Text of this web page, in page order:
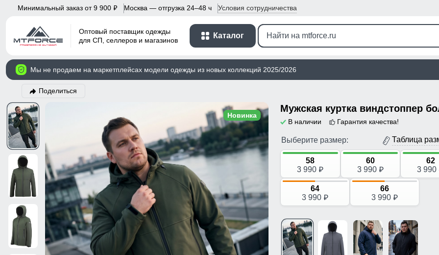
Минимальный заказ от 9 900 p Москва — отгрузка 24–48 ч Условия сотрудничества
Оптовый поставщик одежды
для СП, селлеров и магазинов
Каталог
Мы не продаем на маркетплейсах модели одежды из новых коллекций 2025/2026
Поделиться
Новинка
В наличии Гарантия качества!
Выберите размер: Таблица
58
3 990 p
60
3 990 p
62
3 990
64
3 990 p
66
3 990 p